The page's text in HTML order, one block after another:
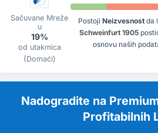
Sačuvane Mreže
u
19%
od utakmica
(Domaći)
Postoji Neizvesnost da
Schweinfurt 1905
osnovu naših
Nadogradite na
Profitabilnih